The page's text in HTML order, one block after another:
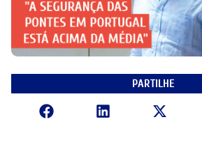
PARTILHE